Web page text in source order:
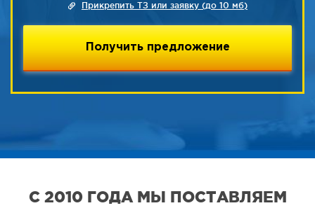
Прикрепить ТЗ или заявку (до 10 мб)
С 2010 ГОДА МЫ ПОСТАВЛЯЕМ